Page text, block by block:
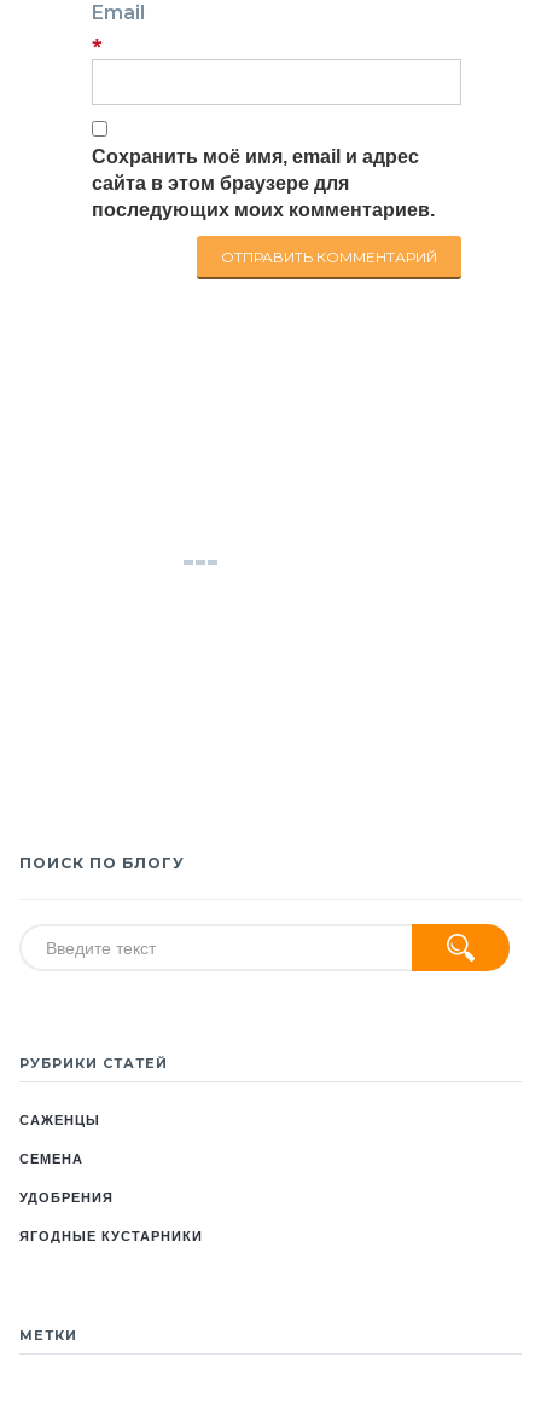
Email
*
Сохранить моё имя, email и адрес
сайта в этом браузере для
последующих моих комментариев.
ПОИСК ПО БЛОГУ
РУБРИКИ СТАТЕЙ
САЖЕНЦЫ
СЕМЕНА
УДОБРЕНИЯ
ЯГОДНЫЕ КУСТАРНИКИ
МЕТКИ